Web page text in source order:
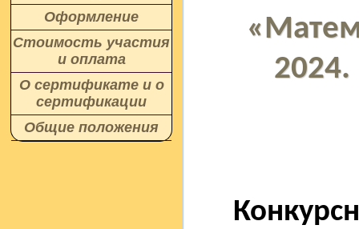
Оформление
Стоимость участия
и оплата
О сертификате и о
сертификации
Общие положения